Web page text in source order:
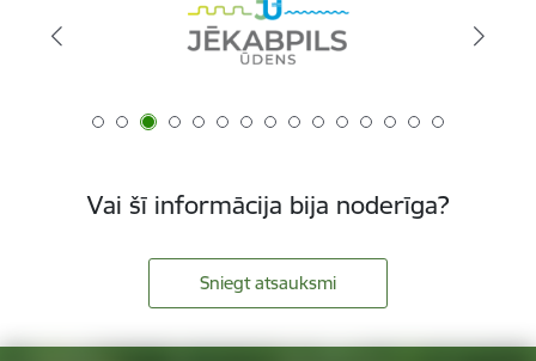
Vai šī informācija bija noderīga?
Sniegt atsauksmi